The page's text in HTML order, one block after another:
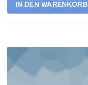
IN DEN WARENKORB